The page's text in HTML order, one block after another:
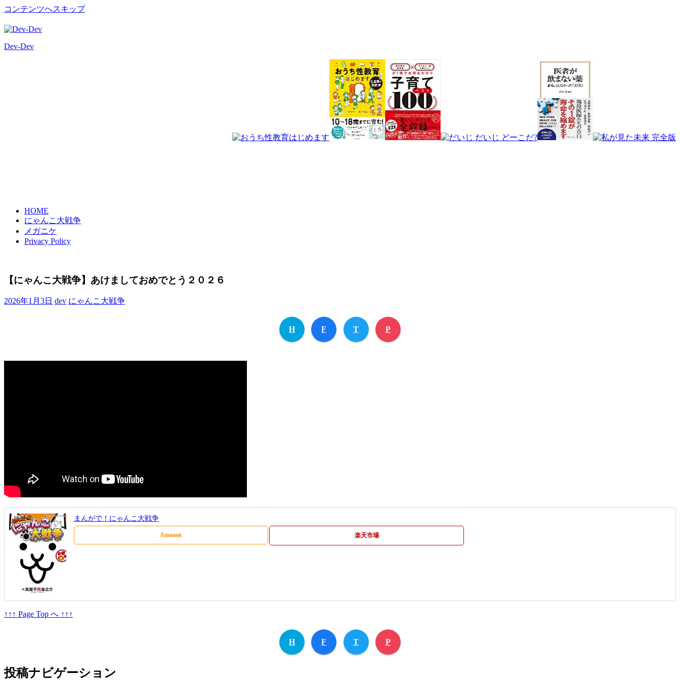
コンテンツへスキップ
Dev-Dev
HOME
にゃんこ大戦争
メガニケ
Privacy Policy
【にゃんこ大戦争】あけましておめでとう２０２６
2026年1月3日 dev にゃんこ大戦争
H F T P
まんがで！にゃんこ大戦争
Amazon 楽天市場
↑↑↑ Page Top へ ↑↑↑
H F T P
投稿ナビゲーション